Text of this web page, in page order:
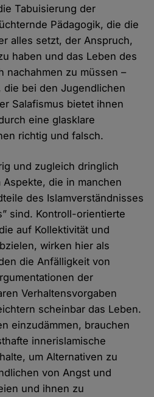
Tabuisierung der
Pädagogik, die die
alles setzt, der Anspruch,
haben und das Leben des
nachahmen zu müssen –
die bei den Jugendlichen
Salafismus bietet ihnen
eine glasklare
richtig und falsch.
und zugleich dringlich
die in manchen
des Islamverständnisses
sind. Kontroll-orientierte
auf Kollektivität und
wirken hier als
die Anfälligkeit von
der
Verhaltensvorgaben
scheinbar das Leben.
einzudämmen, brauchen
innerislamische
um Alternativen zu
von Angst und
und ihnen zu